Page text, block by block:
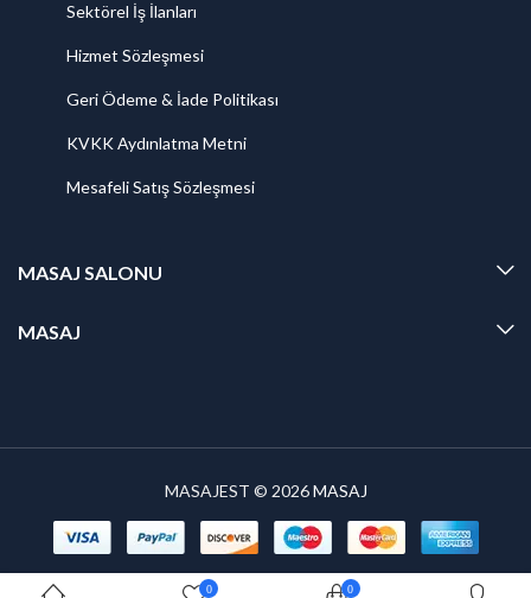
Sektörel İş İlanları
Hizmet Sözleşmesi
Geri Ödeme & İade Politikası
KVKK Aydınlatma Metni
Mesafeli Satış Sözleşmesi
MASAJ SALONU
MASAJ
MASAJEST © 2026MASAJ
0 0